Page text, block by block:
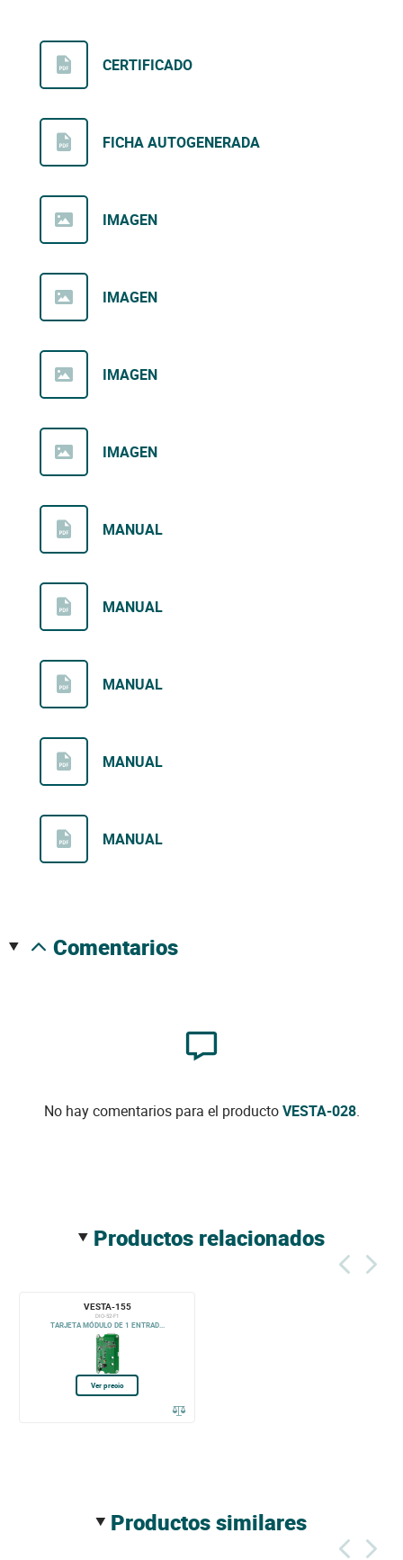
CERTIFICADO
FICHA AUTOGENERADA
IMAGEN
IMAGEN
IMAGEN
IMAGEN
MANUAL
MANUAL
MANUAL
MANUAL
MANUAL
comentarios
No hay comentarios para el productoVESTA-028.
productos relacionados
VESTA-155
DIO-52-F1
TARJETA MÓDULO DE 1 ENTRAD...
Ver precio
productos similares